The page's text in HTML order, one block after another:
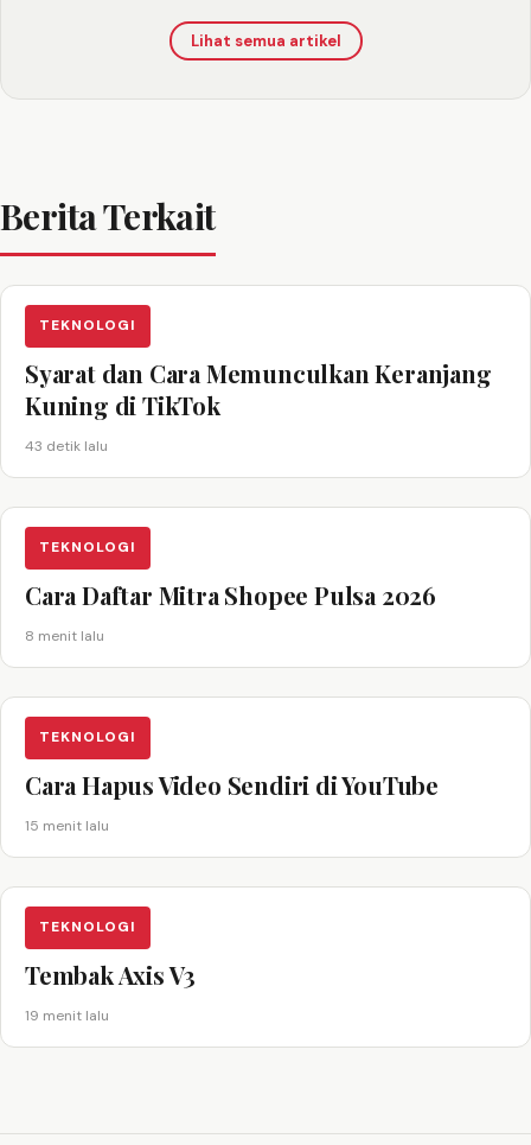
Lihat semua artikel
Berita Terkait
TEKNOLOGI
Syarat dan Cara Memunculkan Keranjang
Kuning di TikTok
43 detik lalu
TEKNOLOGI
Cara Daftar Mitra Shopee Pulsa 2026
8 menit lalu
TEKNOLOGI
Cara Hapus Video Sendiri di YouTube
15 menit lalu
TEKNOLOGI
Tembak Axis V3
19 menit lalu